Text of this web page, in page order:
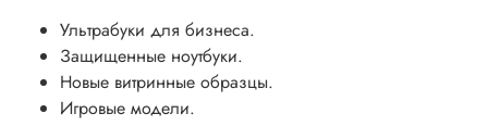
Ультрабуки для бизнеса.
Защищенные ноутбуки.
Новые витринные образцы.
Игровые модели.